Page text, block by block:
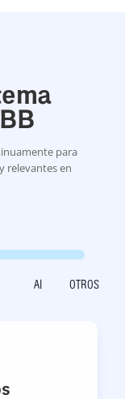
para
relevantes en
AI OTROS